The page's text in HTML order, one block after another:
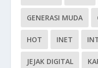
GENERASI MUDA
HOT INET
JEJAK DIGITAL